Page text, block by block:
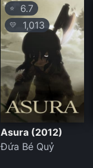
⭐ 6.7
💛 1,013
Asura (2012)
Đứa Bé Quỷ